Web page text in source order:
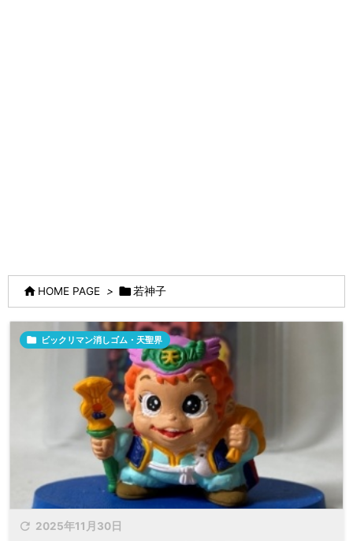
 HOME PAGE > 若神子
 2025年11月30日
 ビックリマン消しゴム・天聖界